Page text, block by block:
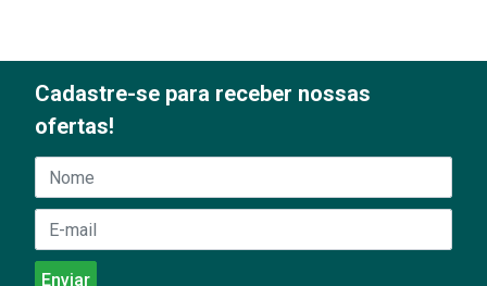
Cadastre-se para receber nossas
ofertas!